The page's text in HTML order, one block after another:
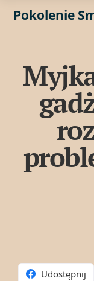
Pokolenie
Udostępnij